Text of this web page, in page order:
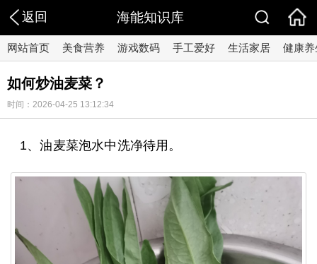
返回 海能知识库
网站首页 美食营养 游戏数码 手工爱好 生活家居 健康养
如何炒油麦菜？
时间：2026-04-25 13:12:34
1、油麦菜泡水中洗净待用。